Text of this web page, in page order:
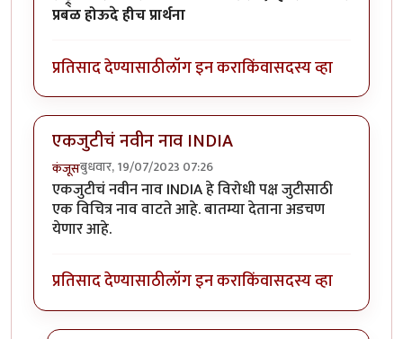
प्रबळ होऊदे हीच प्रार्थना
प्रतिसाद देण्यासाठीलॉग इन कराकिंवासदस्य व्हा
एकजुटीचं नवीन नाव INDIA
कंजूसबुधवार, 19/07/2023 07:26
एकजुटीचं नवीन नाव INDIA हे विरोधी पक्ष जुटीसाठी
एक विचित्र नाव वाटते आहे. बातम्या देताना अडचण
येणार आहे.
प्रतिसाद देण्यासाठीलॉग इन कराकिंवासदस्य व्हा